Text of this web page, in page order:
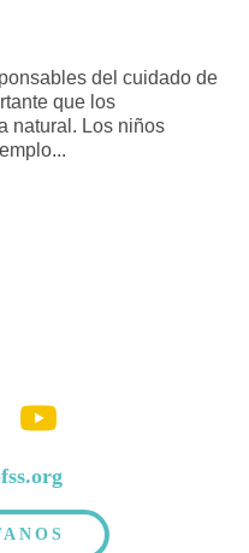
del cuidado de
que los
natural. Los niños